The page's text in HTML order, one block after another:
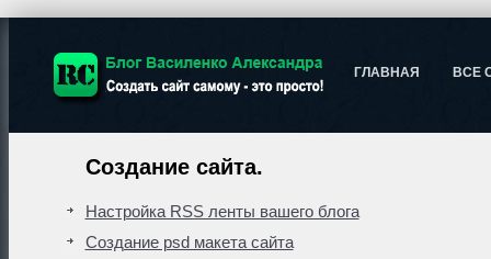
ВСЕ
ГЛАВНАЯ
Создание сайта.
Настройка RSS ленты вашего блога
Создание psd макета сайта